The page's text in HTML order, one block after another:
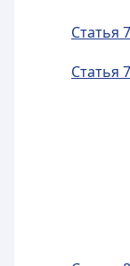
Статья
Статья